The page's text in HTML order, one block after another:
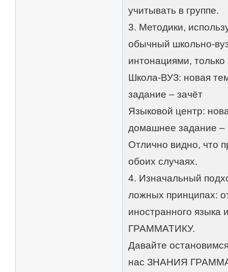
учитывать в группе.
3. Методики,
обычный школьно-
интонациями,
Школа-ВУЗ: новая
задание – зачёт
Языковой центр:
домашнее задание –
Отлично видно, что
обоих случаях.
4. Изначальный
ложных принципах:
иностранного
ГРАММАТИКУ.
Давайте
нас ЗНАНИЯ